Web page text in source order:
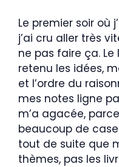
Le premier soir où
j’ai cru aller très
ne pas faire ça.
retenu les idées,
et l’ordre du
mes notes ligne
m’a agacée,
beaucoup de
tout de suite que
thèmes, pas les